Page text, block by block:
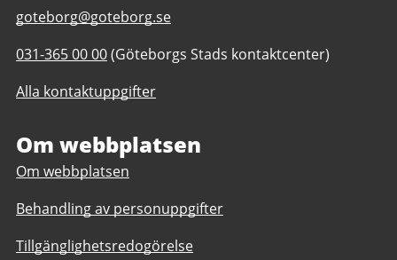
E-
till
Trädgårdsföreningen
goteborg@goteborg.se
Telefonnummer
Trädgårdsföreningen
031-365 00 00(Göteborgs Stads kontaktcenter)
Alla kontaktuppgifter
Om webbplatsen
Om webbplatsen
Behandling av personuppgifter
Tillgänglighetsredogörelse